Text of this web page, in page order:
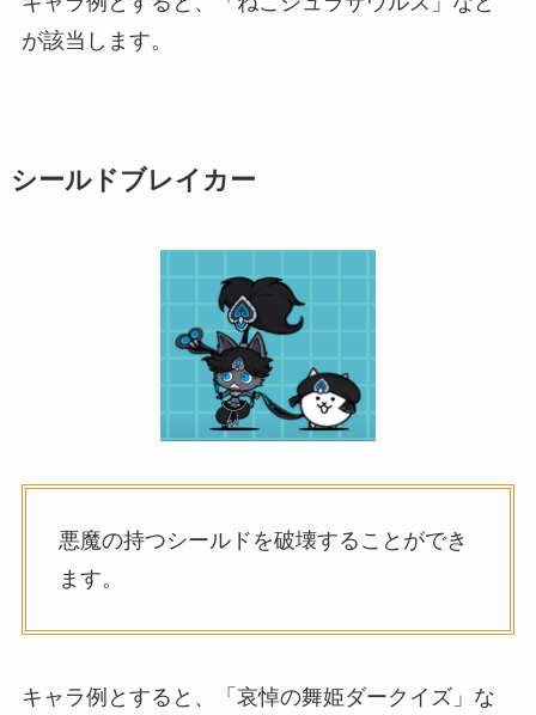
が該当します。
シールドブレイカー
悪魔の持つシールドを破壊することができ
ます。
キャラ例とすると、「哀悼の舞姫ダークイズ」な